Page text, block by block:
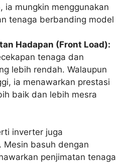
ia mungkin menggunakan
tenaga berbanding model
Hadapan (Front Load):
tenaga dan
lebih rendah. Walaupun
ia menawarkan prestasi
baik dan lebih mesra
inverter juga
Mesin basuh dengan
penjimatan tenaga